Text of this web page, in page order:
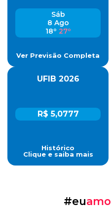
Sáb
8 Ago
18º 27º
Ver Previsão Completa
UFIB 2026
R$ 5,0777
Histórico
Clique e saiba mais
#euamo